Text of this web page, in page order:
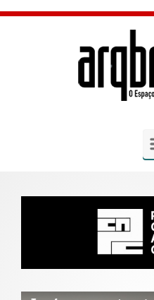
Skip to main content